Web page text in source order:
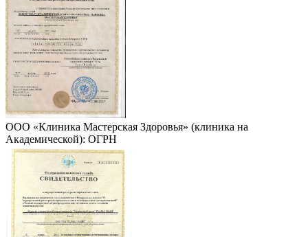
ООО «Клиника Мастерская Здоровья» (клиника на
Академической): ОГРН